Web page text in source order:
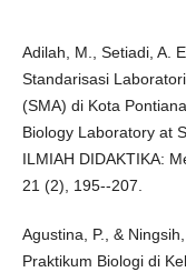
Adilah, M., Setiadi, A.
Standarisasi
(SMA) di Kota
Biology Laboratory at
ILMIAH DIDAKTIKA:
21 (2), 195--207.
Agustina, P., &
Praktikum Biologi di